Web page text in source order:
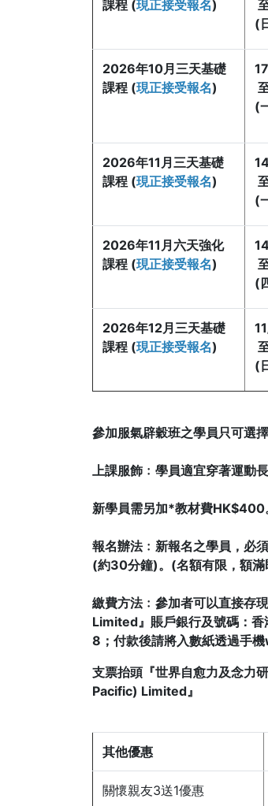
課程 (現正接受報名)
(
2026年10月 三天基礎
課程 (現正接受報名)
(
2026年11月三天基礎
課程 (現正接受報名)
(
2026年11月六天強化
課程 (現正接受報名)
(
2026年12月三天基礎
課程 (現正接受報名)
(
參加服氣辟穀班之學員只可選
上課服飾﹕學員適宜穿著運動
新學員需另加*教材費HK$400
報名辦法﹕新報名之學員，必
(約30分鐘)。(名額有限，額滿
繳費方法﹕參加者可以直接
Limited』賬戶銀行及號碼：
8；付款後請將入數紙透過手
支票抬頭『世界自愈力及念
Pacific) Limited』
其他優惠
關懷親友3送1優惠